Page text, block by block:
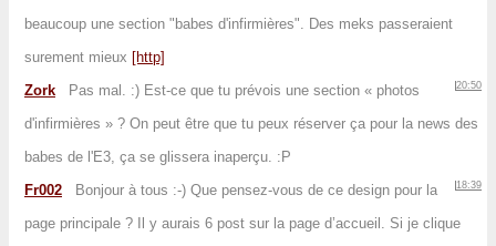
beaucoup une section "babes d'infirmières". Des meks passeraient
surement mieux [http]
20:50
Zork
Pas mal. :) Est-ce que tu prévois une section « photos
d'infirmières » ? On peut être que tu peux réserver ça pour la news des
babes de l'E3, ça se glissera inaperçu. :P
18:39
Fr002
Bonjour à tous :-) Que pensez-vous de ce design pour la
page principale ? Il y aurais 6 post sur la page d’accueil. Si je clique